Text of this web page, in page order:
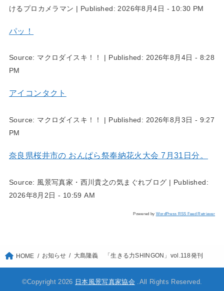
けるプロカメラマン | Published: 2026年8月4日 - 10:30 PM
パッ！
Source: マクロダイスキ！！ | Published: 2026年8月4日 - 8:28
PM
アイコンタクト
Source: マクロダイスキ！！ | Published: 2026年8月3日 - 9:27
PM
奈良県桜井市の おんぱら祭奉納花火大会 7月31日分。
Source: 風景写真家・西川貴之の気まぐれブログ | Published:
2026年8月2日 - 10:59 AM
Powered by WordPress RSS Feed Retriever
HOME お知らせ 大島隆義 「生きる力SHINGON」vol.118発刊
©Copyright 2026 日本風景写真家協会 .All Rights Reserved.